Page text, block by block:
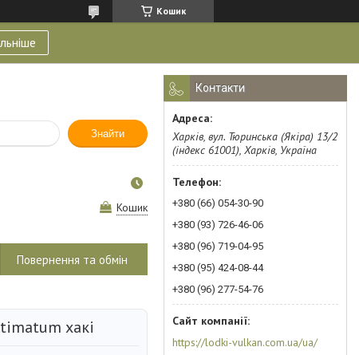
Кошик
Знайти
Кошик
Повернення та обмін
хакі
Контакти
Харків, вул. Тюринська (Якіра) 13/2
(індекс 61001), Харків, Україна
+380 (66) 054-30-90
+380 (93) 726-46-06
+380 (96) 719-04-95
+380 (95) 424-08-44
+380 (96) 277-54-76
https://lodki-vulkan.com.ua/ua/